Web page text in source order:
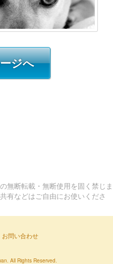
ジへ
無断転載・無断使用を固く禁じま
有などはご自由にお使いくださ
お問い合わせ
All Rights Reserved.